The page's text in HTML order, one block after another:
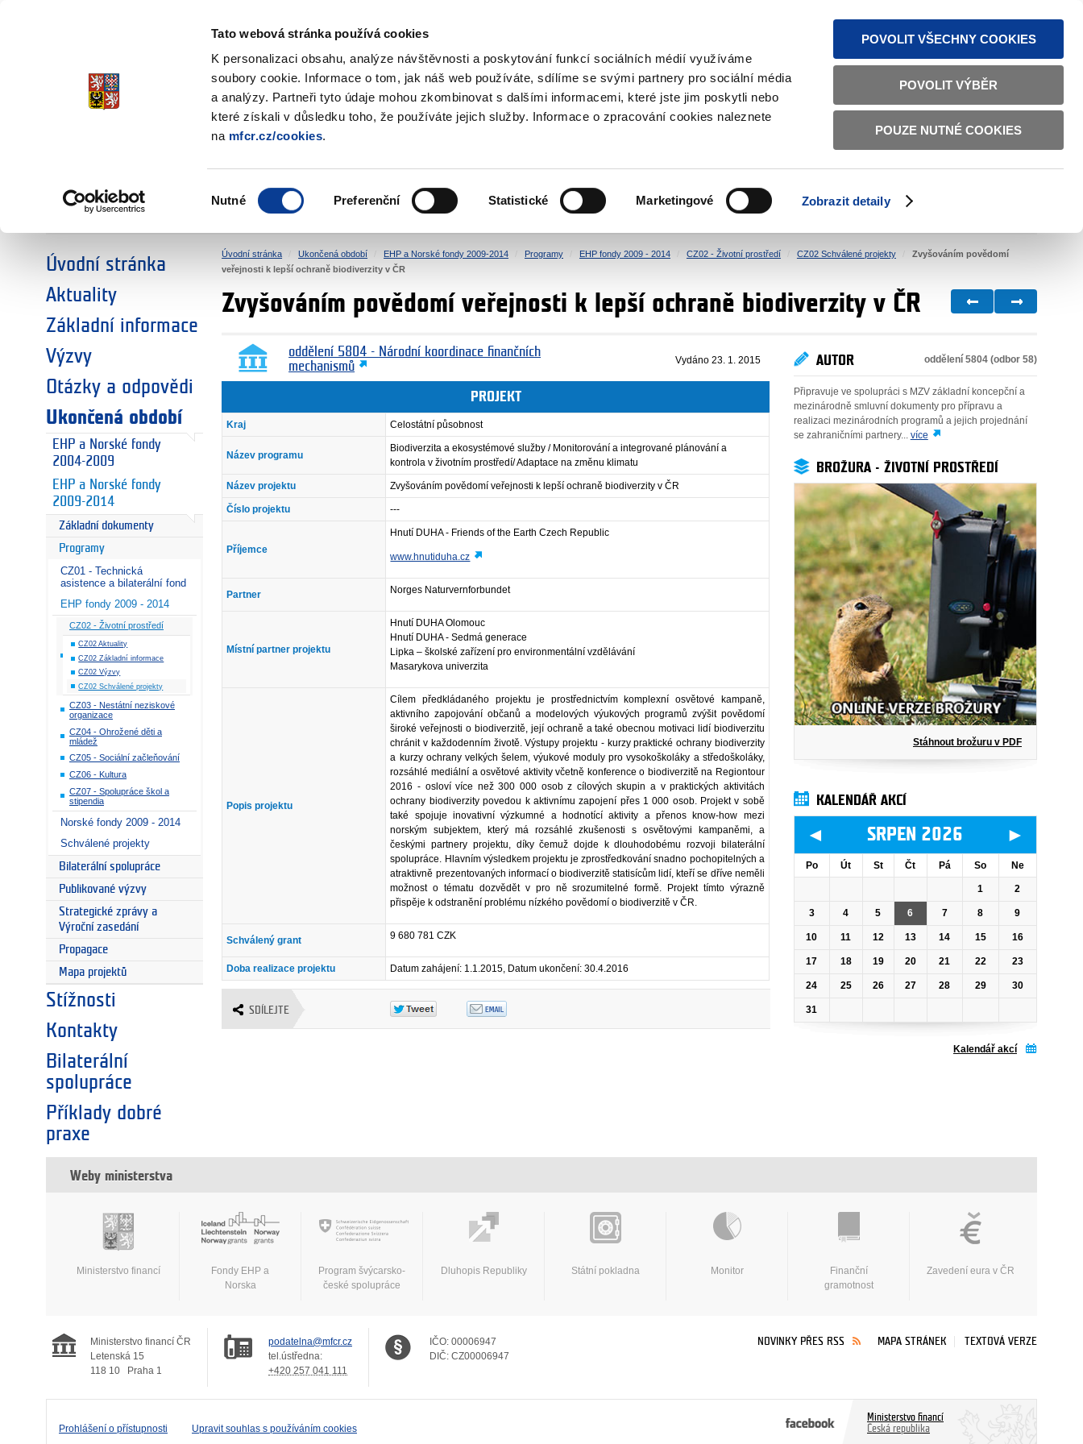
Tato webová stránka používá cookies
K personalizaci obsahu, analýze návštěvnosti a poskytování funkcí sociálních médií využíváme
soubory cookie. Informace o tom, jak náš web používáte, sdílíme se svými partnery pro sociální média
a analýzy. Partneři tyto údaje mohou zkombinovat s dalšími informacemi, které jste jim poskytli nebo
které získali v důsledku toho, že používáte jejich služby. Informace o zpracování cookies naleznete
na mfcr.cz/cookies.
souhlasu
Nutné Preferenční Statistické Marketingové Zobrazit detaily
POVOLIT VŠECHNY COOKIES
POVOLIT VÝBĚR
POUZE NUTNÉ COOKIES
TEXTOVÁ VERZE ČESKY ENGLISH
Fondy EHP a Norska
ZVOLTE SI OBLAST:
SOCIÁLNÍ DIALOG ŽIVOTNÍ PROSTŘEDÍ LIDSKÁ PRÁVA SPRAVEDLNOST VNITŘNÍ VĚCI BILATERÁLNÍ SPOLUPRÁCE
Úvodní stránka
Aktuality
Základní informace
Výzvy
Otázky a odpovědi
Ukončená období
EHP a Norské fondy
2004-2009
EHP a Norské fondy
2009-2014
Základní dokumenty
Programy
CZ01 - Technická
asistence a bilaterální fond
EHP fondy 2009 - 2014
CZ02 - Životní prostředí
CZ02 Aktuality
CZ02 Základní informace
CZ02 Výzvy
CZ02 Schválené projekty
CZ03 - Nestátní neziskové
organizace
CZ04 - Ohrožené děti a
mládež
CZ05 - Sociální začleňování
CZ06 - Kultura
CZ07 - Spolupráce škol a
stipendia
Norské fondy 2009 - 2014
Schválené projekty
Bilaterální spolupráce
Publikované výzvy
Strategické zprávy a
Výroční zasedání
Propagace
Mapa projektů
Stížnosti
Kontakty
Bilaterální
spolupráce
Příklady dobré
praxe
Úvodní stránka Ukončená období EHP a Norské fondy 2009-2014 Programy EHP fondy 2009 - 2014 CZ02 - Životní prostředí CZ02 Schválené projekty
Zvyšováním povědomí
veřejnosti k lepší ochraně biodiverzity v ČR
Zvyšováním povědomí veřejnosti k lepší ochraně biodiverzity v ČR
oddělení 5804 - Národní koordinace finančních
mechanismů
Vydáno 23. 1. 2015
PROJEKT
Kraj Celostátní působnost
Název programu
Biodiverzita a ekosystémové služby / Monitorování a integrované plánování a
kontrola v životním prostředí/ Adaptace na změnu klimatu
Název projektu Zvyšováním povědomí veřejnosti k lepší ochraně biodiverzity v ČR
Číslo projektu ---
Příjemce
Hnutí DUHA - Friends of the Earth Czech Republic
www.hnutiduha.cz
Partner Norges Naturvernforbundet
Místní partner projektu
Hnutí DUHA Olomouc
Hnutí DUHA - Sedmá generace
Lipka – školské zařízení pro environmentální vzdělávání
Masarykova univerzita
Popis projektu
Cílem předkládaného projektu je prostřednictvím komplexní osvětové kampaně,
aktivního zapojování občanů a modelových výukových programů zvýšit povědomí
široké veřejnosti o biodiverzitě, její ochraně a také obecnou motivaci lidí biodiverzitu
chránit v každodenním životě. Výstupy projektu - kurzy praktické ochrany biodiverzity
a kurzy ochrany velkých šelem, výukové moduly pro vysokoškoláky a středoškoláky,
rozsáhlé mediální a osvětové aktivity včetně konference o biodiverzitě na Regiontour
2016 - osloví více než 300 000 osob z cílových skupin a v praktických aktivitách
ochrany biodiverzity povedou k aktivnímu zapojení přes 1 000 osob. Projekt v sobě
také spojuje inovativní výzkumné a hodnotící aktivity a přenos know-how mezi
norským subjektem, který má rozsáhlé zkušenosti s osvětovými kampaněmi, a
českými partnery projektu, díky čemuž dojde k dlouhodobému rozvoji bilaterální
spolupráce. Hlavním výsledkem projektu je zprostředkování snadno pochopitelných a
atraktivně prezentovaných informací o biodiverzitě statisícům lidí, kteří se dříve neměli
možnost o tématu dozvědět v pro ně srozumitelné formě. Projekt tímto výrazně
přispěje k odstranění problému nízkého povědomí o biodiverzitě v ČR.
Schválený grant 9 680 781 CZK
Doba realizace projektu Datum zahájení: 1.1.2015, Datum ukončení: 30.4.2016
SDÍLEJTE
AUTOR oddělení 5804 (odbor 58)
Připravuje ve spolupráci s MZV základní koncepční a
mezinárodně smluvní dokumenty pro přípravu a
realizaci mezinárodních programů a jejich projednání
se zahraničními partnery... více
BROŽURA - ŽIVOTNÍ PROSTŘEDÍ
Stáhnout brožuru v PDF
KALENDÁŘ AKCÍ
◄ SRPEN 2026 ►
Po Út St Čt Pá So Ne
1 2
3 4 5 6 7 8 9
10 11 12 13 14 15 16
17 18 19 20 21 22 23
24 25 26 27 28 29 30
31
Kalendář akcí
Weby ministerstva
Ministerstvo financí
Fondy EHP a
Norska
Program švýcarsko-
české spolupráce
Dluhopis Republiky Státní pokladna Monitor
Finanční
gramotnost
Zavedení eura v ČR
Ministerstvo financí ČR
Letenská 15
118 10
Praha 1
podatelna@mfcr.cz
tel.ústředna:
+420 257 041 111
IČO: 00006947
DIČ: CZ00006947
NOVINKY PŘES RSS MAPA STRÁNEK TEXTOVÁ VERZE
Prohlášení o přístupnosti Upravit souhlas s používáním cookies
Ministerstvo financí
Česká republika